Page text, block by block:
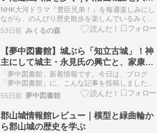
堀の日帰り旅
NHK大河ドラマ『豊臣兄弟！』を毎週楽しみにし
ながら、のんびり歴史散歩を楽しんでいるみくる
です。 滋賀県近江八幡市は、豊臣秀吉の甥であ
り、豊臣秀長の養子でもあった豊臣秀次が築いた
城下町です。現在も八幡堀や古い町並みが美しく
残り、水郷の風景と歴史を楽しめる人気の観光地
となっていま…
53日前 みくるの森
【夢中図書館】城ぶら「知立古城」！神
主にして城主・永見氏の興亡と、家康の
側室「於万の方」ゆかりの地
「夢中図書館」新着情報です。今日は、ブログ
「夢中図書館」に、こんな記事を投稿しました。
城ぶら「知立古城」！神主にして城主・永見氏の
興亡と、家康の側室「於万の方」ゆかりの地 「夢
中図書館 いざ城ぶら！」にてお読みいただけま
す。ご関心のある方はぜひご訪問ください。＝＝
＝＝＝現在開館中…
55日前 夢中図書館
郡山城情報館レビュー｜模型と緑曲輪か
ら郡山城の歴史を学ぶ